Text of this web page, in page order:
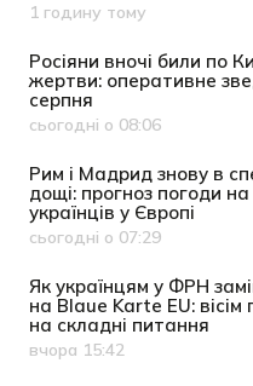
Дата публікації
1 годину тому
Росіяни вночі били по
жертви: оперативне
серпня
Дата публікації
сьогодні о 08:06
Рим і Мадрид знову в
дощі: прогноз погоди
українців у Європі
Дата публікації
сьогодні о 07:29
Як українцям у ФРН
на Blaue Karte EU: вісім
на складні питання
Дата публікації
вчора 15:42